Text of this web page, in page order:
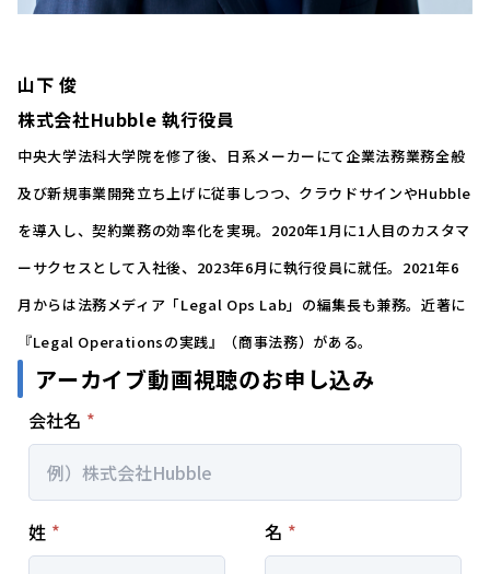
山下 俊
株式会社Hubble 執行役員
中央大学法科大学院を修了後、日系メーカーにて企業法務業務全般
及び新規事業開発立ち上げに従事しつつ、クラウドサインやHubble
を導入し、契約業務の効率化を実現。2020年1月に1人目のカスタマ
ーサクセスとして入社後、2023年6月に執行役員に就任。2021年6
月からは法務メディア「Legal Ops Lab」の編集長も兼務。近著に
『Legal Operationsの実践』（商事法務）がある。
アーカイブ動画視聴のお申し込み